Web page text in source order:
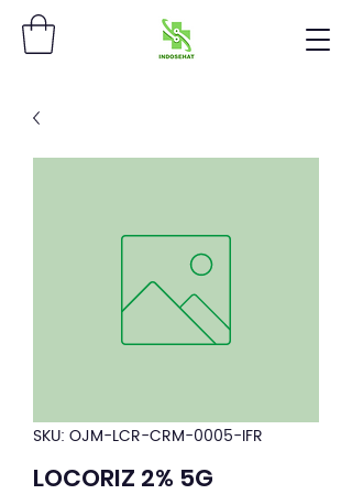
SKU: OJM-LCR-CRM-0005-IFR
LOCORIZ 2% 5G